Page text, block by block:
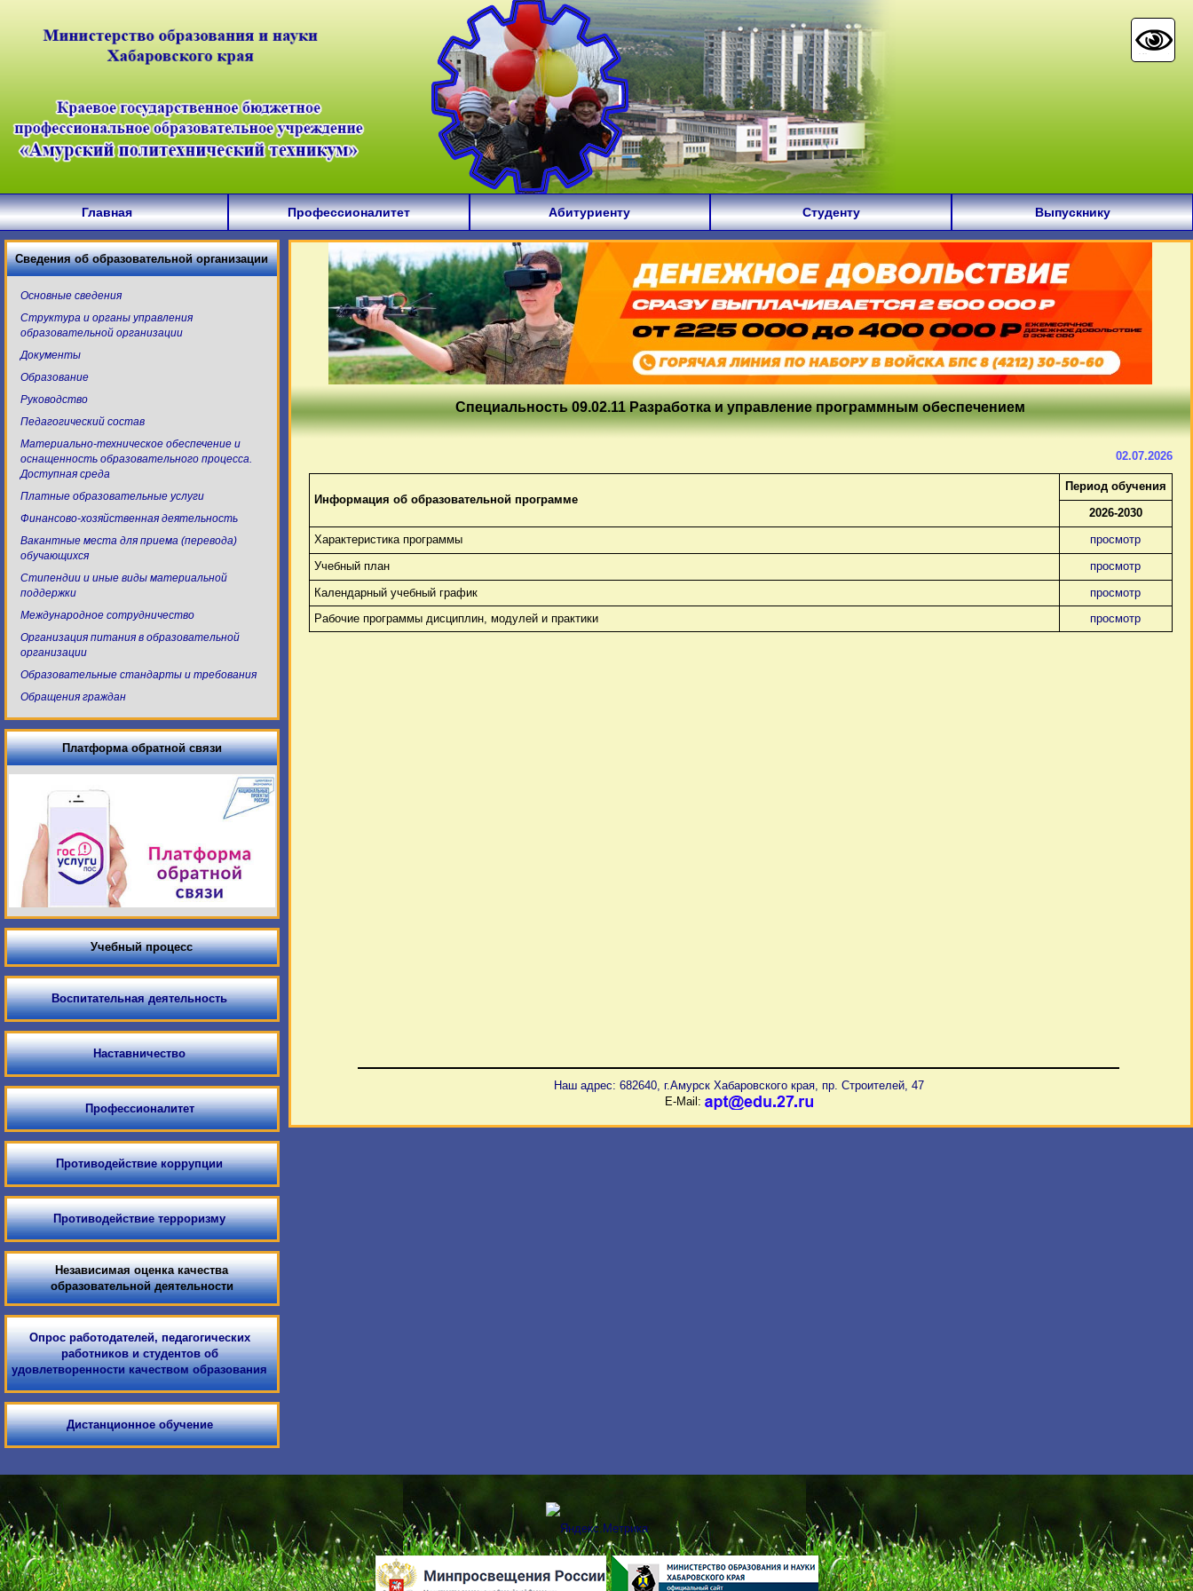
Главная Профессионалитет Абитуриенту Студенту Выпускнику
Сведения об образовательной организации
Основные сведения
Структура и органы управления
образовательной организации
Документы
Образование
Руководство
Педагогический состав
Материально-техническое обеспечение и
оснащенность образовательного процесса.
Доступная среда
Платные образовательные услуги
Финансово-хозяйственная деятельность
Вакантные места для приема (перевода)
обучающихся
Стипендии и иные виды материальной
поддержки
Международное сотрудничество
Организация питания в образовательной
организации
Образовательные стандарты и требования
Обращения граждан
Платформа обратной связи
Учебный процесс
Воспитательная деятельность
Наставничество
Профессионалитет
Противодействие коррупции
Противодействие терроризму
Независимая оценка качества
образовательной деятельности
Опрос работодателей, педагогических
работников и студентов об
удовлетворенности качеством образования
Дистанционное обучение
Специальность 09.02.11 Разработка и управление программным обеспечением
02.07.2026
Информация об образовательной программе
Период обучения
2026-2030
Характеристика программы
просмотр
Учебный план
просмотр
Календарный учебный график
просмотр
Рабочие программы дисциплин, модулей и практики
просмотр
Наш адрес: 682640, г.Амурск Хабаровского края, пр. Строителей, 47
E-Mail: